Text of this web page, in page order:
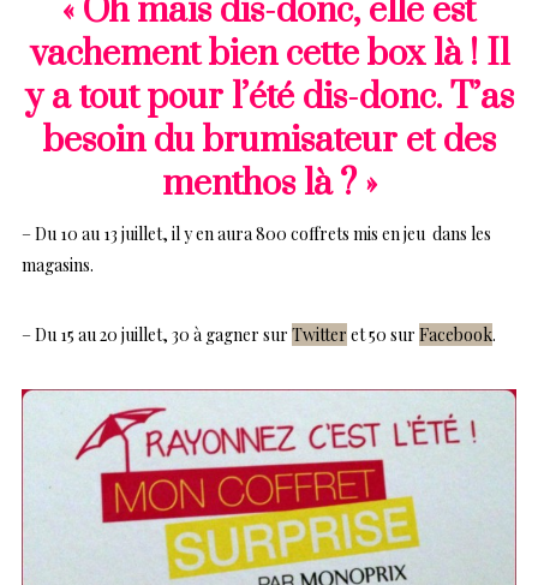
« Oh mais dis-donc, elle est
vachement bien cette box là ! Il
y a tout pour l’été dis-donc. T’as
besoin du brumisateur et des
menthos là ? »
– Du 10 au 13 juillet, il y en aura 800 coffrets mis en jeu dans les
magasins.
– Du 15 au 20 juillet, 30 à gagner sur Twitter et 50 sur Facebook.